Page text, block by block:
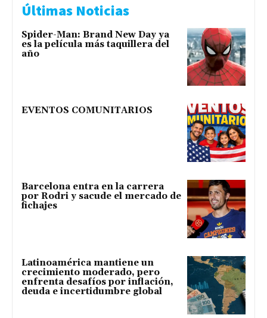
Últimas Noticias
Spider-Man: Brand New Day ya
es la película más taquillera del
año
EVENTOS COMUNITARIOS
Barcelona entra en la carrera
por Rodri y sacude el mercado de
fichajes
Latinoamérica mantiene un
crecimiento moderado, pero
enfrenta desafíos por inflación,
deuda e incertidumbre global